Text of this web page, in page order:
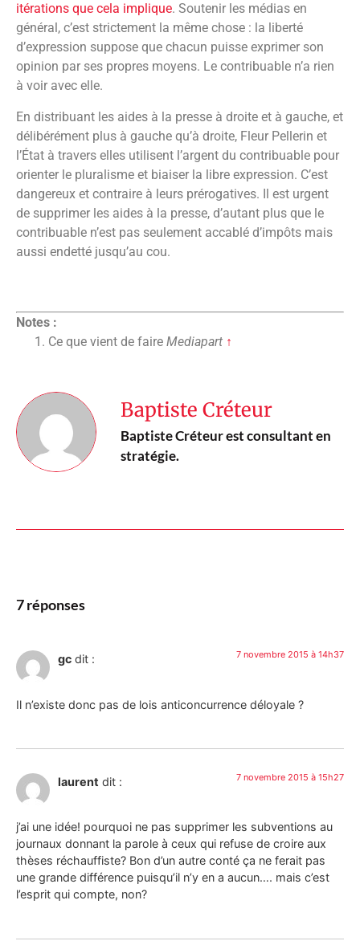
itérations que cela implique. Soutenir les médias en
général, c’est strictement la même chose : la liberté
d’expression suppose que chacun puisse exprimer son
opinion par ses propres moyens. Le contribuable n’a rien
à voir avec elle.
En distribuant les aides à la presse à droite et à gauche, et
délibérément plus à gauche qu’à droite, Fleur Pellerin et
l’État à travers elles utilisent l’argent du contribuable pour
orienter le pluralisme et biaiser la libre expression. C’est
dangereux et contraire à leurs prérogatives. Il est urgent
de supprimer les aides à la presse, d’autant plus que le
contribuable n’est pas seulement accablé d’impôts mais
aussi endetté jusqu’au cou.
Notes :
Ce que vient de faire Mediapart ↑
Baptiste Créteur
Baptiste Créteur est consultant en
stratégie.
7 réponses
gc dit : 7 novembre 2015 à 14h37
Il n’existe donc pas de lois anticoncurrence déloyale ?
laurent dit : 7 novembre 2015 à 15h27
j’ai une idée! pourquoi ne pas supprimer les subventions au
journaux donnant la parole à ceux qui refuse de croire aux
thèses réchauffiste? Bon d’un autre conté ça ne ferait pas
une grande différence puisqu’il n’y en a aucun…. mais c’est
l’esprit qui compte, non?